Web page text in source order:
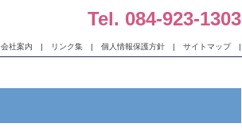
Tel. 084-923-1303
会社案内 | リンク集 | 個人情報保護方針 | サイトマップ|